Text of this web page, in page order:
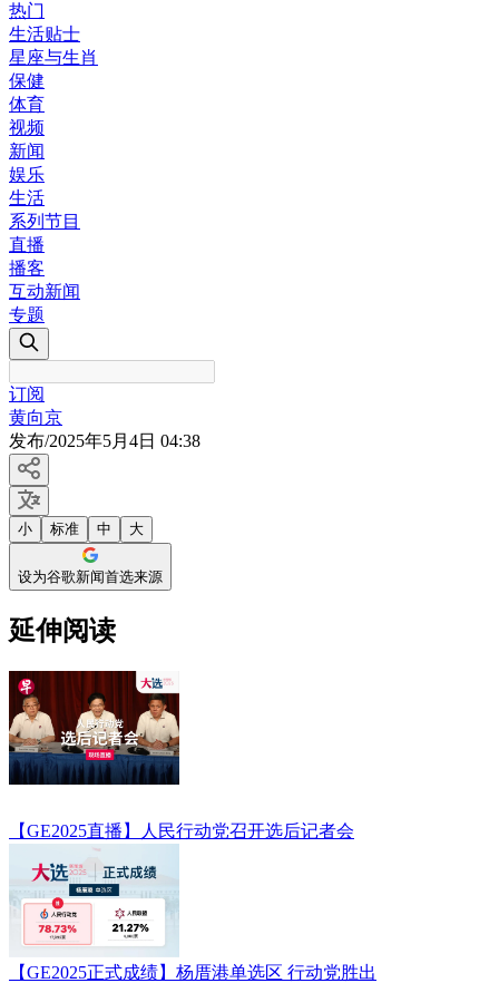
热门
生活贴士
星座与生肖
保健
体育
视频
新闻
娱乐
生活
系列节目
直播
播客
互动新闻
专题
订阅
黄向京
发布/2025年5月4日 04:38
小 标准 中 大
设为谷歌新闻首选来源
延伸阅读
【GE2025直播】人民行动党召开选后记者会
【GE2025正式成绩】杨厝港单选区 行动党胜出